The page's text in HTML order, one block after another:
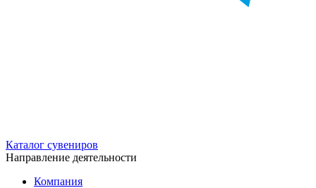
Каталог сувениров
Направление деятельности
Компания